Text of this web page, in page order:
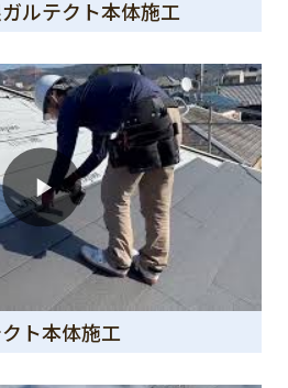
ルテクト本体施工
ト本体施工